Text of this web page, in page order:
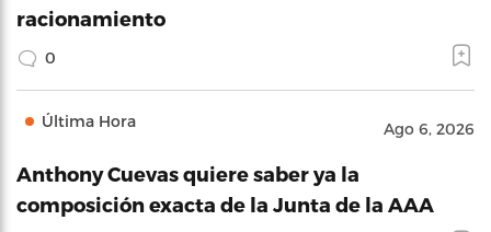
racionamiento
0
Última Hora Ago 6, 2026
Anthony Cuevas quiere saber ya la
composición exacta de la Junta de la AAA